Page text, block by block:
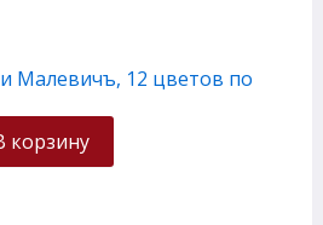
Малевичъ, 12 цветов по
корзину